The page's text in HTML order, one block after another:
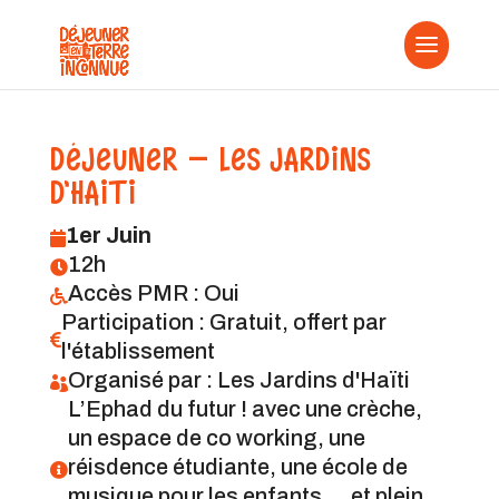
DÉJEUNER - LES JARDINS
D'HAITI
1er Juin
12h
Accès PMR : Oui

Participation : Gratuit, offert par
l'établissement
Organisé par : Les Jardins d'Haïti

L’Ephad du futur ! avec une crèche,
un espace de co working, une
réisdence étudiante, une école de